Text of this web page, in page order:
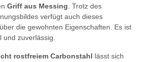
Griff aus Messing. Trotz des
verfügt auch dieses
die gewohnten Eigenschaften. Es ist
und zuverlässig.
rostfreiem Carbonstahl lässt sich